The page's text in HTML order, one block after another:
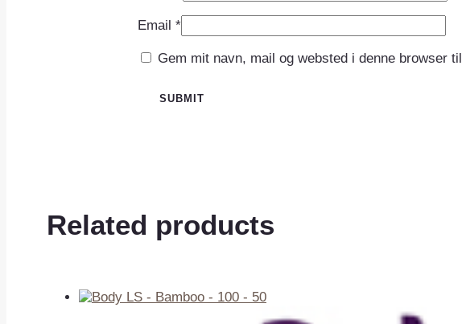
Email*
Gem mit navn, mail og websted i denne browser
Related products